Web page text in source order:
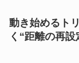
動き始めるト
く“距離の再設